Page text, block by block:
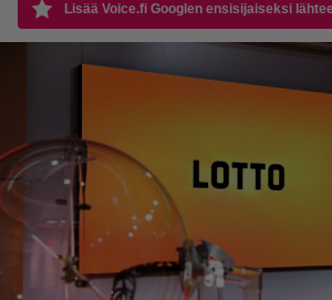
Lisää Voice.fi Googlen ensisijaiseksi